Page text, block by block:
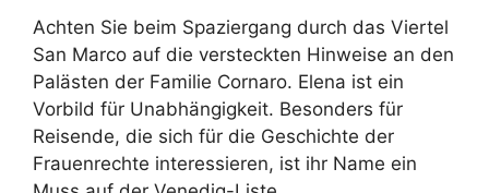
Achten Sie beim Spaziergang durch das Viertel
San Marco auf die versteckten Hinweise an den
Palästen der Familie Cornaro. Elena ist ein
Vorbild für Unabhängigkeit. Besonders für
Reisende, die sich für die Geschichte der
Frauenrechte interessieren, ist ihr Name ein